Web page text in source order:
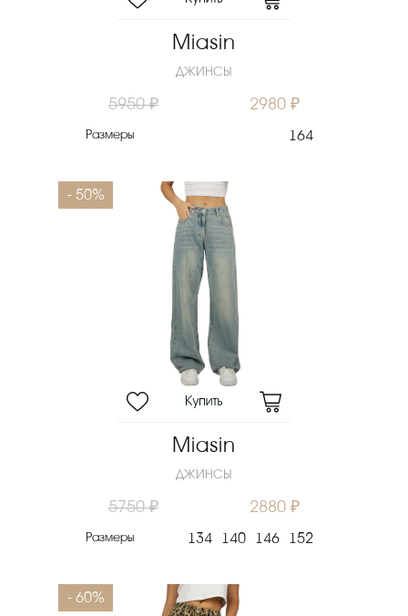
Miasin
ДЖИНСЫ
5950 ₽ 2980 ₽
Размеры 164
- 50%
Miasin
ДЖИНСЫ
5750 ₽ 2880 ₽
Размеры 134 140 146 152
- 60%